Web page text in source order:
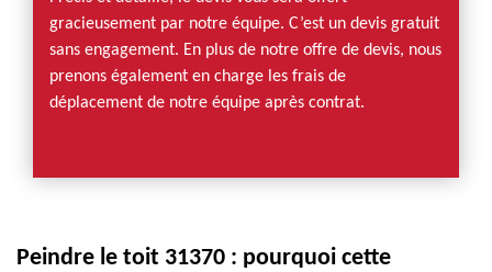
gracieusement par notre équipe. C’est un devis gratuit
sans engagement. En plus de notre offre de devis, nous
prenons également en charge les frais de
déplacement de notre équipe après contrat.
Peindre le toit 31370 : pourquoi cette